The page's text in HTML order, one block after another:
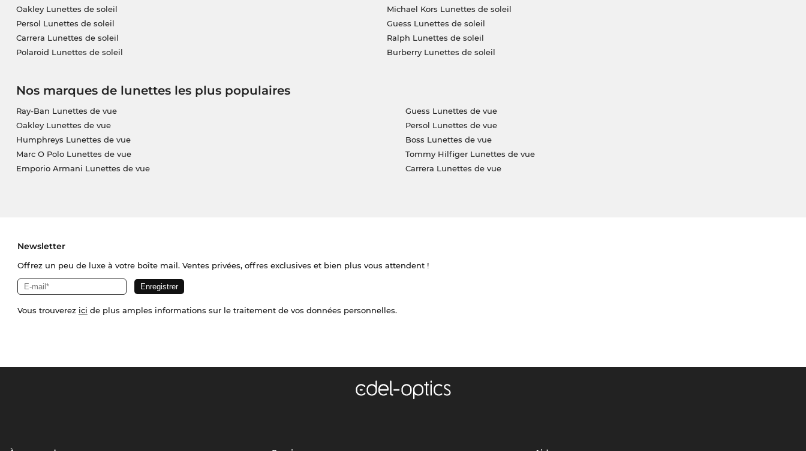
Oakley Lunettes de soleil
Persol Lunettes de soleil
Carrera Lunettes de soleil
Polaroid Lunettes de soleil
Michael Kors Lunettes de soleil
Guess Lunettes de soleil
Ralph Lunettes de soleil
Burberry Lunettes de soleil
Nos marques de lunettes les plus populaires
Ray-Ban Lunettes de vue
Oakley Lunettes de vue
Humphreys Lunettes de vue
Marc O Polo Lunettes de vue
Emporio Armani Lunettes de vue
Guess Lunettes de vue
Persol Lunettes de vue
Boss Lunettes de vue
Tommy Hilfiger Lunettes de vue
Carrera Lunettes de vue
Newsletter
Offrez un peu de luxe à votre boîte mail. Ventes privées, offres exclusives et bien plus vous attendent !
Vous trouverez ici de plus amples informations sur le traitement de vos données personnelles.